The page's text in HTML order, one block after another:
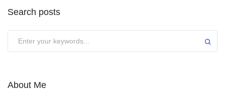
Search posts
About Me